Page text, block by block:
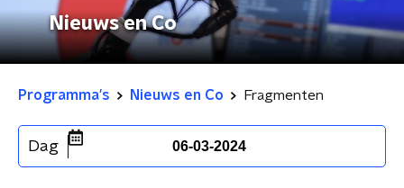
Nieuws en Co
Programma's Nieuws en Co Fragmenten
Dag 06-03-2024